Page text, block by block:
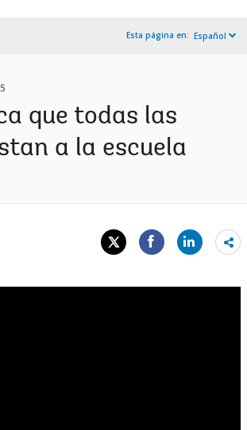
Esta página en: Español
que todas las
a la escuela